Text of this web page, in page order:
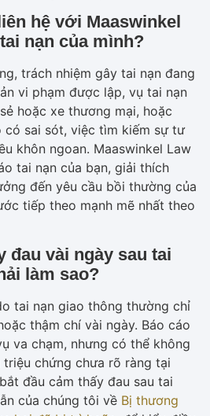
hệ với Maaswinkel
nạn của mình?
trách nhiệm gây tai nạn đang
vi phạm được lập, vụ tai nạn
hoặc xe thương mại, hoặc
có sai sót, việc tìm kiếm sự tư
khôn ngoan. Maaswinkel Law
tai nạn của bạn, giải thích
đến yêu cầu bồi thường của
tiếp theo mạnh mẽ nhất theo
đau vài ngày sau tai
làm sao?
tai nạn giao thông thường chỉ
thậm chí vài ngày. Báo cáo
va chạm, nhưng có thể không
chứng chưa rõ ràng tại
đầu cảm thấy đau sau tai
của chúng tôi về Bị thương